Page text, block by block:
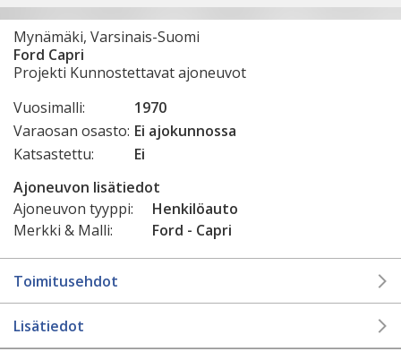
Mynämäki, Varsinais-Suomi
Ford Capri
Projekti Kunnostettavat ajoneuvot
Vuosimalli:
1970
Varaosan osasto: Ei ajokunnossa
Katsastettu:
Ei
Ajoneuvon lisätiedot
Ajoneuvon tyyppi:
Henkilöauto
Merkki & Malli:
Ford - Capri
Toimitusehdot
Lisätiedot